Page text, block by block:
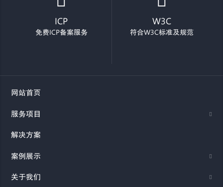
ICP
免费ICP备案服务
W3C
符合W3C标准及规范
网站首页
服务项目
解决方案
案例展示
关于我们